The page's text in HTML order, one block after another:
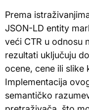
Prema
JSON-LD entity
veći CTR u odnosu
rezultati uključuju
ocene, cene ili slike
Implementacija
semantičko